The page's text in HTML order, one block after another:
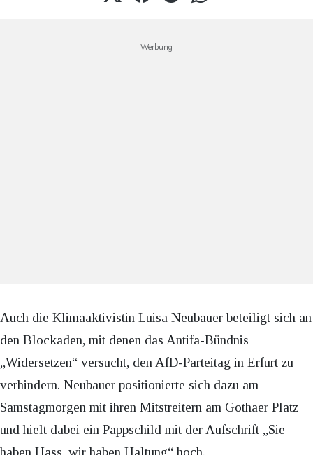
Werbung
Auch die Klimaaktivistin Luisa Neubauer beteiligt sich an
den Blockaden, mit denen das Antifa-Bündnis
„Widersetzen“ versucht, den AfD-Parteitag in Erfurt zu
verhindern. Neubauer positionierte sich dazu am
Samstagmorgen mit ihren Mitstreitern am Gothaer Platz
und hielt dabei ein Pappschild mit der Aufschrift „Sie
haben Hass, wir haben Haltung“ hoch.